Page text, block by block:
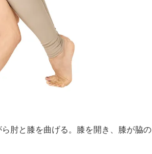
肘と膝を曲げる。膝を開き、膝が脇の